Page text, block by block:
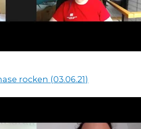
rocken (03.06.21)